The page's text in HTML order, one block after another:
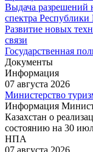
Выдача разрешений
спектра Республики
Развитие новых
связи
Государственная
Документы
Информация
07 августа 2026
Министерство
Информация
Казахстан о
состоянию на 30
НПА
07 августа 2026